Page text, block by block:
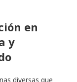
en
y
diversas que